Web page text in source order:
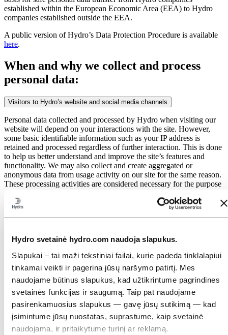
Hydro svetainė hydro.com naudoja slapukus.
Slapukai – tai maži tekstiniai failai, kurie padeda tinklalapiui
tinkamai veikti ir pagerina jūsų naršymo patirtį. Mes
naudojame būtinus slapukus, kad užtikrintume pagrindines
svetainės funkcijas ir saugumą. Taip pat naudojame
pasirenkamuosius slapukus — gavę jūsų sutikimą — kad
įsimintume jūsų nuostatas, suprastume, kaip svetainė
naudojama, ir pritaikytume turinį ar reklamą.
established within the European Economic Area (EEA) to Hydro
companies established outside the EEA.
A public version of Hydro’s Data Protection Procedure is available
here.
When and why we collect and process
personal data:
Visitors to Hydro’s website and social media channels
Personal data collected and processed by Hydro when visiting our
website will depend on your interactions with the site. However,
some basic identifiable information such as your IP address is
retained and processed regardless of further interaction. This is done
to help us better understand and improve the site’s features and
functionality. We may also collect and create aggregated or
anonymous data from usage activity on our site for the same reason.
These processing activities are considered necessary for the purpose
Hydro’s legal basis for these processing activities is our legitimate
interest.
movements on our website is subject to your explicit consent to the
If you submit information in contact forms or free text fields, provide
comments or log into specific sections of the site, Hydro’s
subsequent processing of your personal data will depend on the
purpose of your activity and your relation to Hydro. This will be
further described below.
Communication via our contact forms